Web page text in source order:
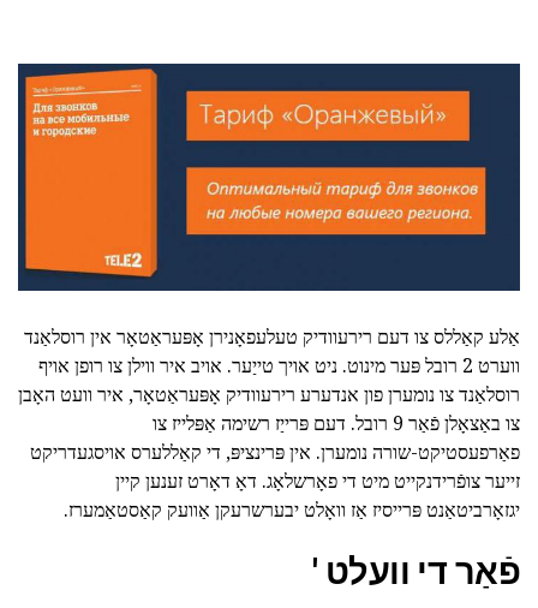
אַלע קאַללס צו דעם רירעוודיק טעלעפאָנירן אָפּעראַטאָר אין רוסלאַנד
ווערט 2 רובל פּער מינוט. ניט אויך טייַער. אויב איר ווילן צו רופן אויף
רוסלאַנד צו נומערן פון אנדערע רירעוודיק אָפּעראַטאָר, איר וועט האָבן
צו באַצאָלן פֿאַר 9 רובל. דעם פּרייַז רשימה אַפּלייז צו
פאַרפעסטיקט-שורה נומערן. אין פּרינציפּ, די קאַללערס אויסגעדריקט
זייער צופֿרידנקייט מיט די פאָרשלאָג. דאָ דאָרט זענען קיין
יגזאָרביטאַנט פּרייסיז אַז וואָלט יבערשרעקן אַוועק קאַסטאַמערז.
פֿאַר די וועלט '